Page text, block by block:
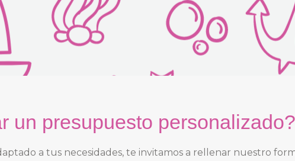
un presupuesto personalizado?
a tus necesidades, te invitamos a rellenar nuestro